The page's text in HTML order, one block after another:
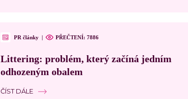
PR články | PŘEČTENÍ: 7886
Littering: problém, který začíná jedním
odhozeným obalem
ČÍST DÁLE